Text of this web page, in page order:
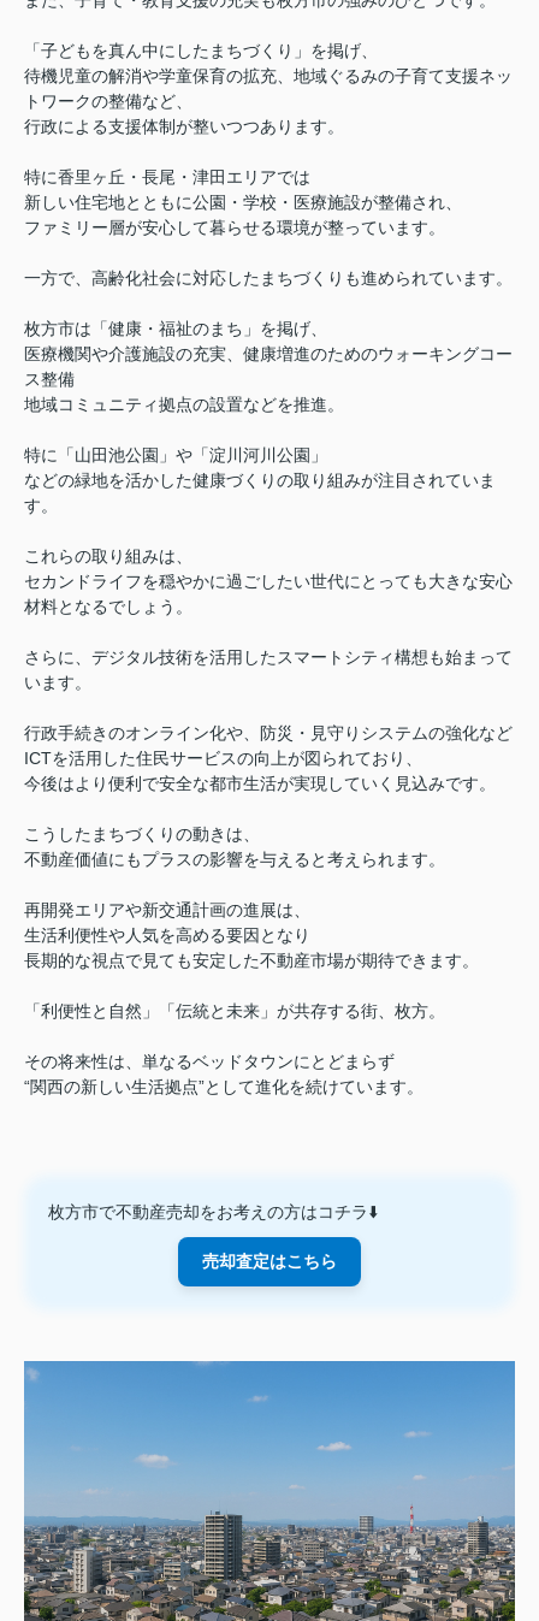
「子どもを真ん中にしたまちづくり」を掲げ、
待機児童の解消や学童保育の拡充、地域ぐるみの子育て支援ネッ
トワークの整備など、
行政による支援体制が整いつつあります。
特に香里ヶ丘・長尾・津田エリアでは
新しい住宅地とともに公園・学校・医療施設が整備され、
ファミリー層が安心して暮らせる環境が整っています。
一方で、高齢化社会に対応したまちづくりも進められています。
枚方市は「健康・福祉のまち」を掲げ、
医療機関や介護施設の充実、 健康増進のためのウォーキングコー
ス整備
地域コミュニティ拠点の設置などを推進。
特に 「山田池公園」や「淀川河川公園」
などの緑地を活かした健康づくりの取り組みが注目されていま
す。
これらの取り組みは、
セカンドライフを穏やかに過ごしたい世代にとっても大きな安心
材料となるでしょう。
さらに、デジタル技術を活用したスマートシティ構想も始まって
います。
行政手続きのオンライン化や、防災・見守りシステムの強化など
ICTを活用した住民サービスの向上が図られており、
今後はより便利で安全な都市生活が実現していく見込みです。
こうしたまちづくりの動きは、
不動産価値にもプラスの影響を与えると考えられます。
再開発エリアや新交通計画の進展は、
生活利便性や人気を高める要因となり
長期的な視点で見ても安定した不動産市場が期待できます。
「利便性と自然」「伝統と未来」が共存する街、枚方。
その将来性は、単なるベッドタウンにとどまらず
“関西の新しい生活拠点”として進化を続けています。
枚方市で不動産売却をお考えの方はコチラ⬇️
売却査定はこちら